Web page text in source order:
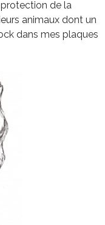
de la
animaux dont un
dans mes plaques